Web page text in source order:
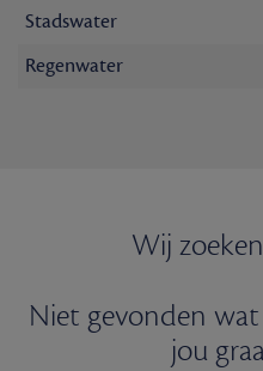
Stadswater
Regenwater
Wij
Niet gevonden
jou